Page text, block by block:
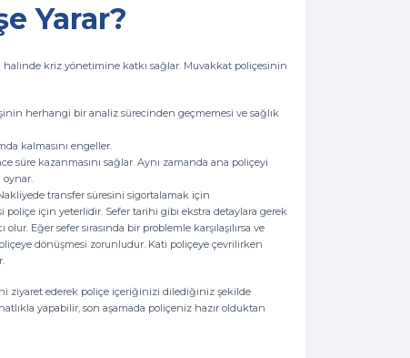
Yarar?
kriz yönetimine katkı sağlar. Muvakkat poliçesinin
herhangi bir analiz sürecinden geçmemesi ve sağlık
kalmasını engeller.
süre kazanmasını sağlar. Aynı zamanda ana poliçeyi
oynar.
transfer süresini sigortalamak için
için yeterlidir. Sefer tarihi gibi ekstra detaylara gerek
Eğer sefer sırasında bir problemle karşılaşılırsa ve
dönüşmesi zorunludur. Kati poliçeye çevrilirken
ziyaret ederek poliçe içeriğinizi dilediğiniz şekilde
yapabilir, son aşamada poliçeniz hazır olduktan